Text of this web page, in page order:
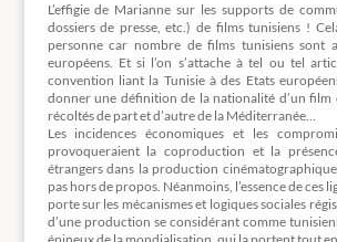
L’effigie de Marianne sur les supports de
dossiers de presse, etc.) de films tunisiens !
personne car nombre de films tunisiens sont
européens. Et si l’on s’attache à tel ou tel
convention liant la Tunisie à des Etats
donner une définition de la nationalité d’un film
récoltés de part et d’autre de la Méditerranée…
Les incidences économiques et les
provoqueraient la coproduction et la
étrangers dans la production
pas hors de propos. Néanmoins, l’essence de ces
porte sur les mécanismes et logiques sociales
d’une production se considérant comme